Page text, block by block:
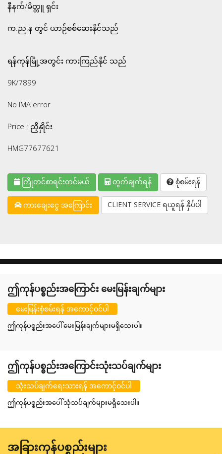
နီနက်/မိတ္တူ ရှင်း
က.ည.န တွင် ယာဉ်စစ်ဆေးနိုင်သည်
ရန်ကုန်မြို့အတွင်း ကားကြည်နိုင် သည်
9K/7899
No IMA error
Price : ညှိနှိုင်း
HMG77677621
ကြိုတင်စာရင်းတင်မယ် တွက်ချက်ရန် စုံစမ်းရန်
ကားချေးငွေ အကြောင်း CLIENT SERVICE ရယူရန် နှိပ်ပါ
ဤကုန်ပစ္စည်းအကြောင်း မေးမြန်းချက်များ
မေးမြန်းစုံစမ်းရန် အကောင့်ဝင်ပါ
ဤကုန်ပစ္စည်းအပေါ် မေးမြန်းချက်များမရှိသေးပါ။
ဤကုန်ပစ္စည်းအကြောင်းသုံးသပ်ချက်များ
သုံးသပ်ချက်ရေးသားရန် အကောင့်ဝင်ပါ
ဤကုန်ပစ္စည်းအပေါ် သုံသပ်ချက်များမရှိသေးပါ။
အခြားကုန်ပစ္စည်းများ